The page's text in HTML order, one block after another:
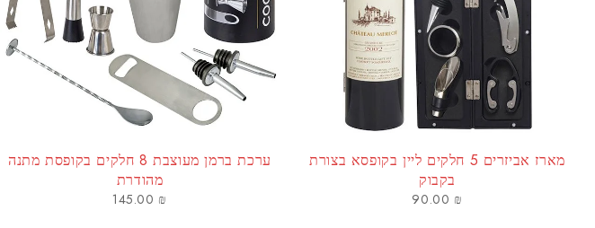
מארז אביזרים 5 חלקים ליין בקופסא בצורת
בקבוק
90.00₪
ערכת ברמן מעוצבת 8 חלקים בקופסת מתנה
מהודרת
145.00₪